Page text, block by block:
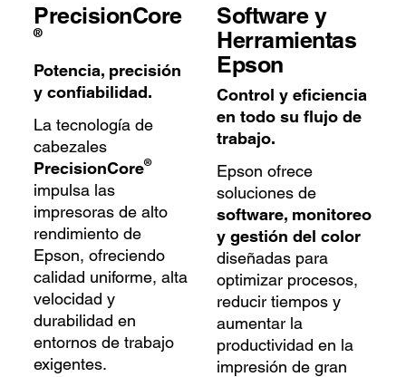
PrecisionCore
®
Potencia, precisión
y confiabilidad.
La tecnología de
cabezales
PrecisionCore®
impulsa las
impresoras de alto
rendimiento de
Epson, ofreciendo
calidad uniforme, alta
velocidad y
durabilidad en
entornos de trabajo
exigentes.
Software y
Herramientas
Epson
Control y eficiencia
en todo su flujo de
trabajo.
Epson ofrece
soluciones de
software, monitoreo
y gestión del color
diseñadas para
optimizar procesos,
reducir tiempos y
aumentar la
productividad en la
impresión de gran